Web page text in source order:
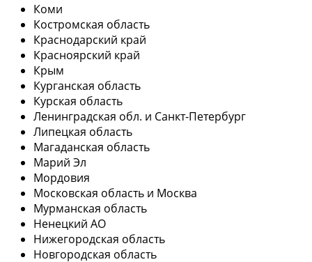
Коми
Костромская область
Краснодарский край
Красноярский край
Крым
Курганская область
Курская область
Ленинградская обл. и Санкт-Петербург
Липецкая область
Магаданская область
Марий Эл
Мордовия
Московская область и Москва
Мурманская область
Ненецкий АО
Нижегородская область
Новгородская область